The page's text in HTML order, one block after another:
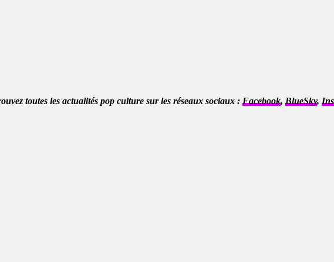
toutes les actualités pop culture sur les réseaux sociaux : Facebook, BlueSky,